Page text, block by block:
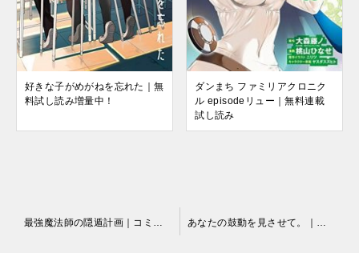
好きな子がめがねを忘れた｜無
料試し読み増量中！
ダンまち ファミリアクロニク
ル episodeリュー｜無料連載
試し読み